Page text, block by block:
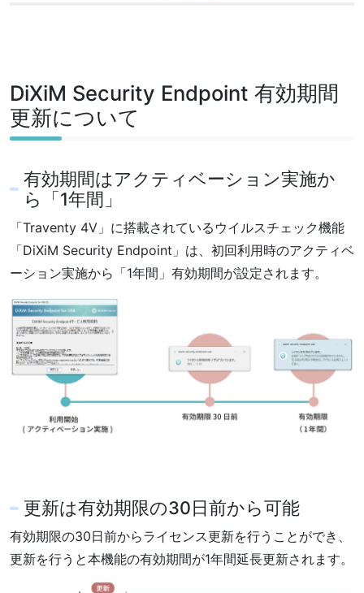
DiXiM Security Endpoint 有効期間
更新について
有効期間はアクティベーション実施か
ら「1年間」
「Traventy 4V」に搭載されているウイルスチェック機能
「DiXiM Security Endpoint」は、初回利用時のアクティベ
ーション実施から「1年間」有効期間が設定されます。
更新は有効期限の30日前から可能
有効期限の30日前からライセンス更新を行うことができ、
更新を行うと本機能の有効期間が1年間延長更新されます。